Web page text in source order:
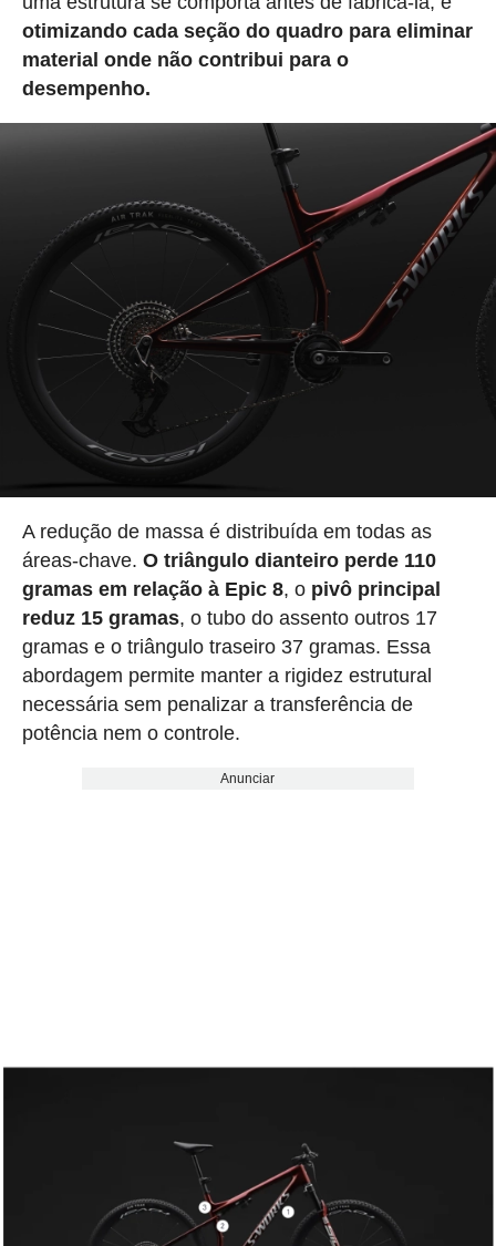
otimizando cada seção do quadro para eliminar
material onde não contribui para o
desempenho.
A redução de massa é distribuída em todas as
áreas-chave. O triângulo dianteiro perde 110
gramas em relação à Epic 8, opivô principal
reduz 15 gramas, o tubo do assento outros 17
gramas e o triângulo traseiro 37 gramas. Essa
abordagem permite manter a rigidez estrutural
necessária sem penalizar a transferência de
potência nem o controle.
Anunciar